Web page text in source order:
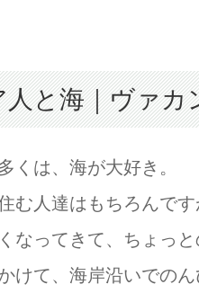
人と海｜ヴァ
くは、海が大好き。
む人達はもちろんで
なってきて、ちょっ
けて、海岸沿いでの